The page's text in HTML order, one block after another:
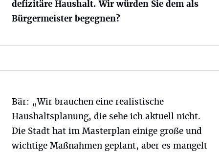
defizitäre Haushalt. Wir würden Sie dem als
Bürgermeister begegnen?
Bär: „Wir brauchen eine realistische
Haushaltsplanung, die sehe ich aktuell nicht.
Die Stadt hat im Masterplan einige große und
wichtige Maßnahmen geplant, aber es mangelt